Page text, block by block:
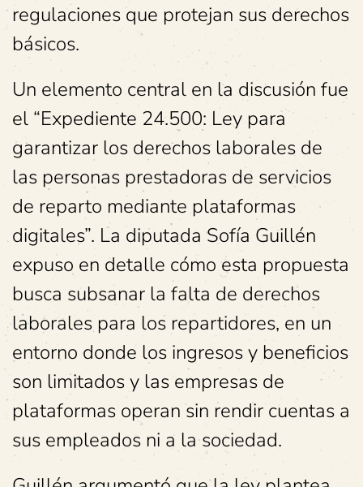
regulaciones que protejan sus derechos
básicos.
Un elemento central en la discusión fue
el “Expediente 24.500: Ley para
garantizar los derechos laborales de
las personas prestadoras de servicios
de reparto mediante plataformas
digitales”. La diputada Sofía Guillén
expuso en detalle cómo esta propuesta
busca subsanar la falta de derechos
laborales para los repartidores, en un
entorno donde los ingresos y beneficios
son limitados y las empresas de
plataformas operan sin rendir cuentas a
sus empleados ni a la sociedad.